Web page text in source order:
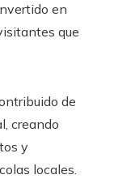
en
que
de
creando
y
locales.